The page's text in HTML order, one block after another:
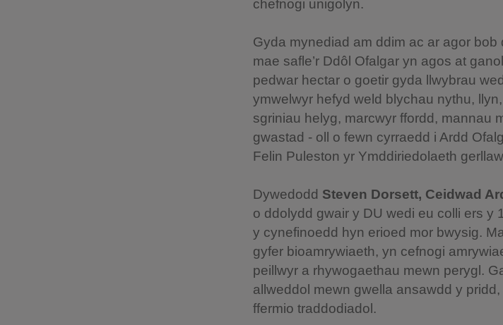
chefnogi unigolyn.
Gyda mynediad am ddim ac ar agor
mae safle’r Ddôl Ofalgar yn agos at
pedwar hectar o goetir gyda llwybrau
ymwelwyr hefyd weld blychau nythu,
sgriniau helyg, marcwyr ffordd, mannau
gwastad - oll o fewn cyrraedd i Ardd
Felin Puleston yr Ymddiriedolaeth
Dywedodd Steven Dorsett, Ceidwad
o ddolydd gwair y DU wedi eu colli ers y
y cynefinoedd hyn erioed mor bwysig.
gyfer bioamrywiaeth, yn cefnogi
peillwyr a rhywogaethau mewn perygl.
allweddol mewn gwella ansawdd y
ffermio traddodiadol.